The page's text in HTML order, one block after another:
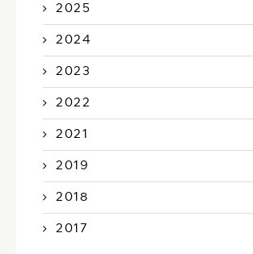
2025
2024
2023
2022
2021
2019
2018
2017